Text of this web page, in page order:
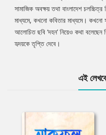
Article
সামাজিক অবক্ষয় তথা বাংলাদেশ
মাধ্যমে, কখনো কবিতার মাধ্যমে। কখনো
আলোচিত ছবি ‘দহন’ নিয়েও কথা বলেছেন
হৃদয়কে তৃপ্তি দেবে।
এই